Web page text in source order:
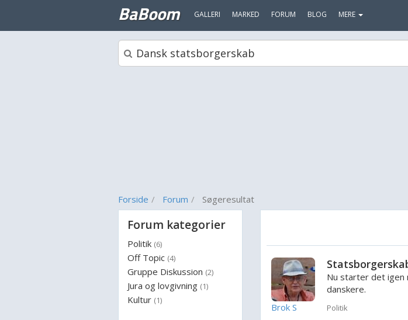
BaBoom GALLERI MARKED FORUM BLOG MERE
Forside Forum Søgeresultat
Forum kategorier
Politik (6)
Off Topic (4)
Gruppe Diskussion (2)
Jura og lovgivning (1)
Kultur (1)
Brok S
Nu starter det igen
danskere.
grotes...
Politik